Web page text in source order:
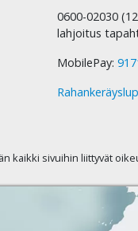
0600-02030
lahjoitus
MobilePay:
kaikki sivuihin liittyvät